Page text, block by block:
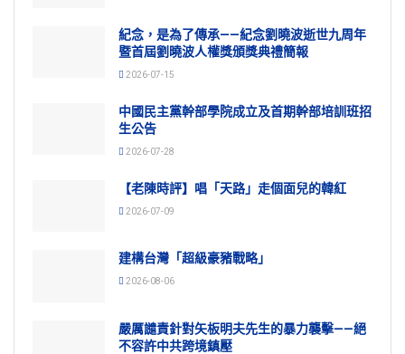
紀念，是為了傳承——紀念劉曉波逝世九周年
暨首屆劉曉波人權獎頒獎典禮簡報
2026-07-15
中國民主黨幹部學院成立及首期幹部培訓班招
生公告
2026-07-28
【老陳時評】唱「天路」走個面兒的韓紅
2026-07-09
建構台灣「超級豪豬戰略」
2026-08-06
嚴厲譴責針對矢板明夫先生的暴力襲擊——絕
不容許中共跨境鎮壓